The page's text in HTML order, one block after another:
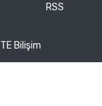
RSS
TE Bilişim